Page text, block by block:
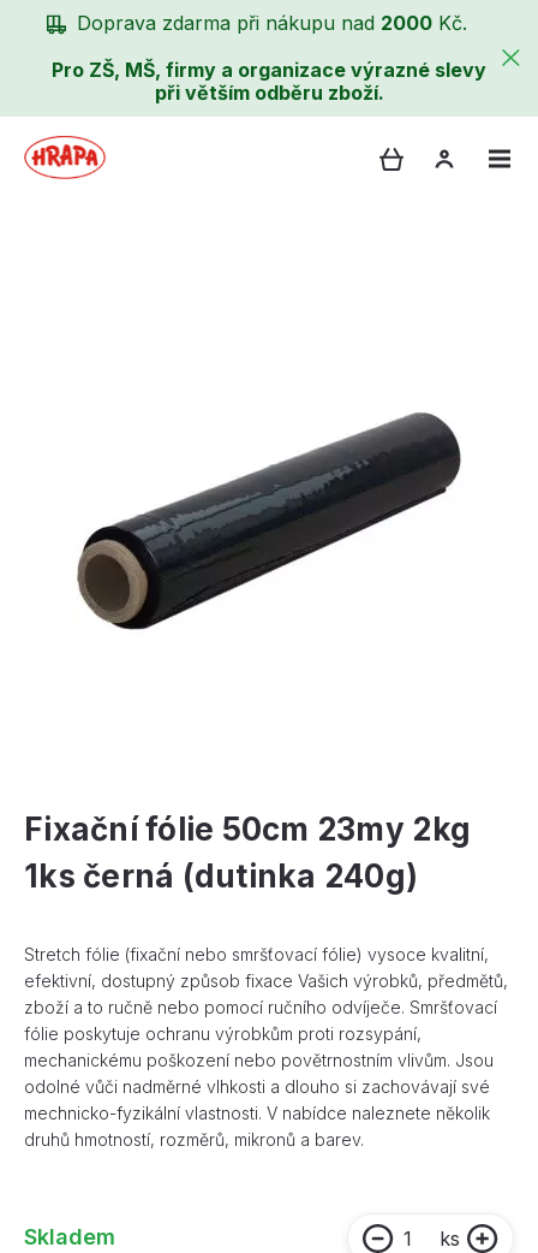
Doprava zdarma při nákupu nad 2000 Kč.
Pro ZŠ, MŠ, firmy a organizace výrazné slevy
při větším odběru zboží.
Fixační fólie 50cm 23my 2kg
1ks černá (dutinka 240g)
Stretch fólie (fixační nebo smršťovací fólie) vysoce kvalitní,
efektivní, dostupný způsob fixace Vašich výrobků, předmětů,
zboží a to ručně nebo pomocí ručního odvíječe. Smršťovací
fólie poskytuje ochranu výrobkům proti rozsypání,
mechanickému poškození nebo povětrnostním vlivům. Jsou
odolné vůči nadměrné vlhkosti a dlouho si zachovávají své
mechnicko-fyzikální vlastnosti. V nabídce naleznete několik
druhů hmotností, rozměrů, mikronů a barev.
Skladem
ks